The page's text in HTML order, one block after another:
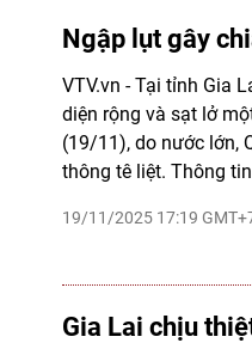
Ngập lụt gây
19/11/2025 17:19
VTV.vn - Tại tỉnh Gia
diện rộng và sạt lở
(19/11), do nước lớn,
thông tê liệt. Thông
Gia Lai chịu